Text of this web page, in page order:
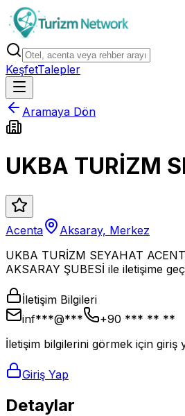
KeşfetTalepler
Aramaya Dön
UKBA TURİZM
Acenta
Aksaray, Merkez
UKBA TURİZM SEYAHAT
AKSARAY ŞUBESİ ile iletişime
İletişim Bilgileri
inf***@***
+90 *** ** **
İletişim bilgilerini görmek için giriş
Giriş Yap
Detaylar